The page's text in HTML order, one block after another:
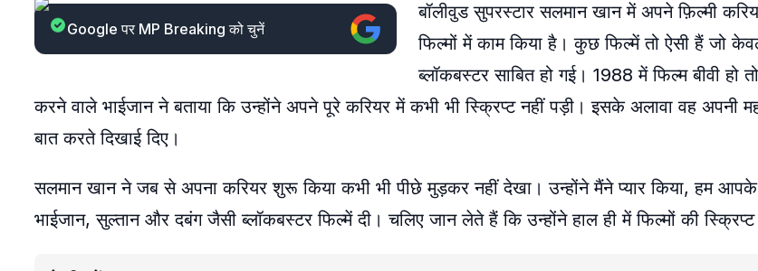
Google पर MP Breaking को चुनें
बॉलीवुड सुपरस्टार सलमान खान में अपने फ़िल्मी
फिल्मों में काम किया है। कुछ फिल्में तो ऐसी हैं जो
ब्लॉकबस्टर साबित हो गई। 1988 में फिल्म बीवी हो
करने वाले भाईजान ने बताया कि उन्होंने अपने पूरे करियर में कभी भी स्क्रिप्ट नहीं पड़ी। इसके अलावा वह अपनी
बात करते दिखाई दिए।
सलमान खान ने जब से अपना करियर शुरू किया कभी भी पीछे मुड़कर नहीं देखा। उन्होंने मैंने प्यार किया, हम
भाईजान, सुल्तान और दबंग जैसी ब्लॉकबस्टर फिल्में दी। चलिए जान लेते हैं कि उन्होंने हाल ही में फिल्मों की